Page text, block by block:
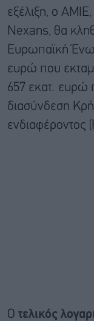
εξέλιξη, ο
Nexans, θα
Ευρωπαϊκή
ευρώ που
657 εκατ. ευρώ
διασύνδεση
ενδιαφέροντος
Ο τελικός